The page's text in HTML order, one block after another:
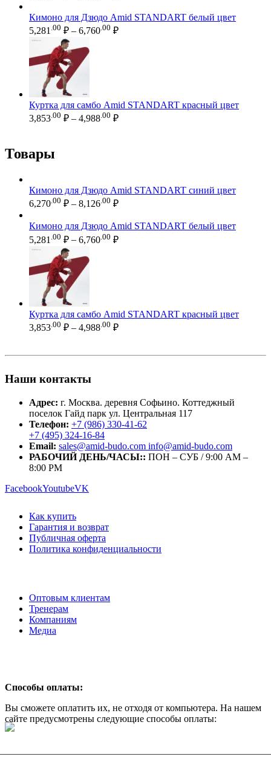
6,270.00 ₽
–
Кимоно для Дзюдо Amid STANDART белый цвет
5,281 .00 ₽ – 6,760 .00 ₽Диапазон
Куртка для самбо Amid STANDART красный цвет
3,853 .00 ₽ – 4,988 .00 ₽Диапазон
Товары
Кимоно для Дзюдо Amid STANDART синий цвет
6,270.00 ₽ – 8,126.00 ₽Диапазон
6,270.00 ₽
–
Кимоно для Дзюдо Amid STANDART белый цвет
5,281 .00 ₽ – 6,760 .00 ₽Диапазон
Куртка для самбо Amid STANDART красный цвет
3,853 .00 ₽ – 4,988 .00 ₽Диапазон
Наши контакты
Адрес: г. Москва. деревня Софьино. Коттеджный
поселок Гайд парк ул. Центральная 117
Телефон: +7 (986) 330-41-62
+7 (495) 324-16-84
Email: sales@amid-budo.com info@amid-budo.com
РАБОЧИЙ ДЕНЬ/ЧАСЫ:: ПОН – СУБ / 9:00 AM –
8:00 PM
FacebookYoutubeVK
Как купить
Гарантия и возврат
Публичная оферта
Политика конфиденциальности
Оптовым клиентам
Тренерам
Компаниям
Медиа
Способы оплаты:
Вы сможете оплатить их, не отходя от компьютера. На нашем
сайте предусмотрены следующие способы оплаты: